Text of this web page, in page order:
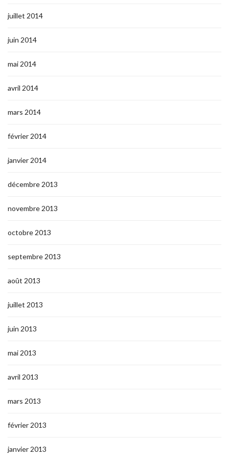
juillet 2014
juin 2014
mai 2014
avril 2014
mars 2014
février 2014
janvier 2014
décembre 2013
novembre 2013
octobre 2013
septembre 2013
août 2013
juillet 2013
juin 2013
mai 2013
avril 2013
mars 2013
février 2013
janvier 2013